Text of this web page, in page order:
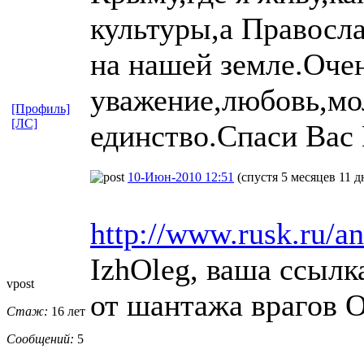
культуры,а
на нашей
единство.Спаси
[Профиль]
[ЛС]
vpost
Стаж: 16 лет
Сообщений: 5
10-Июн-2010 12:51 (спустя 5 месяцев 11
http://www.rusk.ru/
IzhOleg, ваша
от шантажа врагов